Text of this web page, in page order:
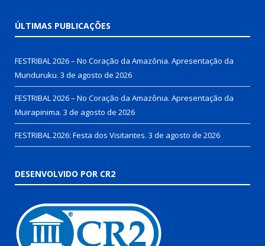
ÚLTIMAS PUBLICAÇÕES
FESTRIBAL 2026 – No Coração da Amazônia. Apresentação da
Munduruku. 3 de agosto de 2026
FESTRIBAL 2026 – No Coração da Amazônia. Apresentação da
Muirapinima. 3 de agosto de 2026
FESTRIBAL 2026: Festa dos Visitantes. 3 de agosto de 2026
DESENVOLVIDO POR CR2